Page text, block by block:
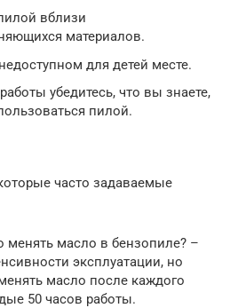
вблизи
материалов.
для детей месте.
убедитесь, что вы знаете,
пилой.
часто задаваемые
менять масло в бензопиле? –
эксплуатации, но
масло после каждого
50 часов работы.